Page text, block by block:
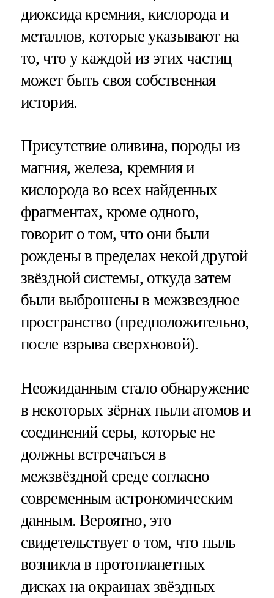
диоксида кремния, кислорода и
металлов, которые указывают на
то, что у каждой из этих частиц
может быть своя собственная
история.
Присутствие оливина, породы из
магния, железа, кремния и
кислорода во всех найденных
фрагментах, кроме одного,
говорит о том, что они были
рождены в пределах некой другой
звёздной системы, откуда затем
были выброшены в межзвездное
пространство (предположительно,
после взрыва сверхновой).
Неожиданным стало обнаружение
в некоторых зёрнах пыли атомов и
соединений серы, которые не
должны встречаться в
межзвёздной среде согласно
современным астрономическим
данным. Вероятно, это
свидетельствует о том, что пыль
возникла в протопланетных
дисках на окраинах звёздных